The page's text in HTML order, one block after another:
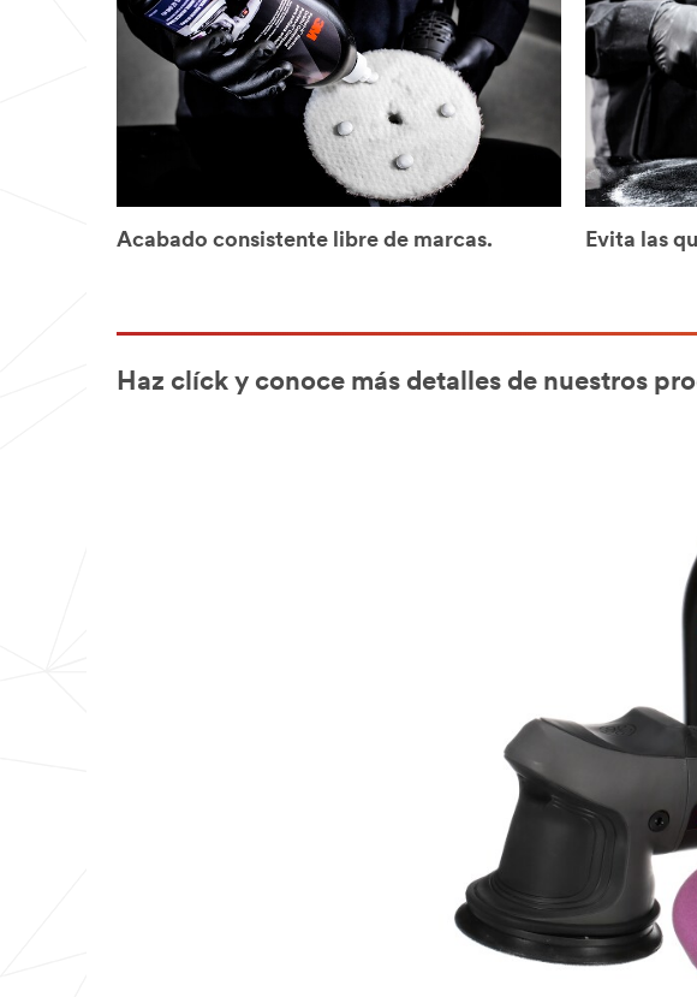
Acabado consistente libre de marcas. Evita las
Haz clíck y conoce más detalles de nuestros